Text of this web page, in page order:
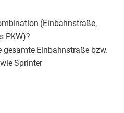
(Einbahnstraße,
PKW)?
Einbahnstraße bzw.
Sprinter